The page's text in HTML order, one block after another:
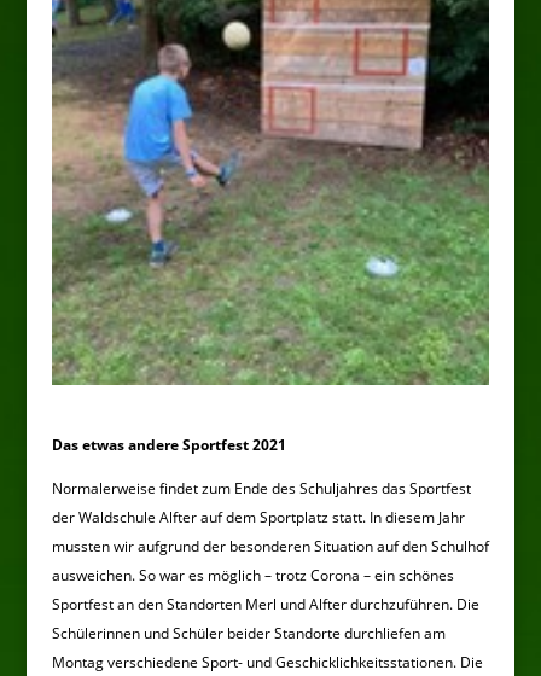
Das etwas andere Sportfest 2021
Normalerweise findet zum Ende des Schuljahres das Sportfest
der Waldschule Alfter auf dem Sportplatz statt. In diesem Jahr
mussten wir aufgrund der besonderen Situation auf den Schulhof
ausweichen. So war es möglich – trotz Corona – ein schönes
Sportfest an den Standorten Merl und Alfter durchzuführen. Die
Schülerinnen und Schüler beider Standorte durchliefen am
Montag verschiedene Sport- und Geschicklichkeitsstationen. Die